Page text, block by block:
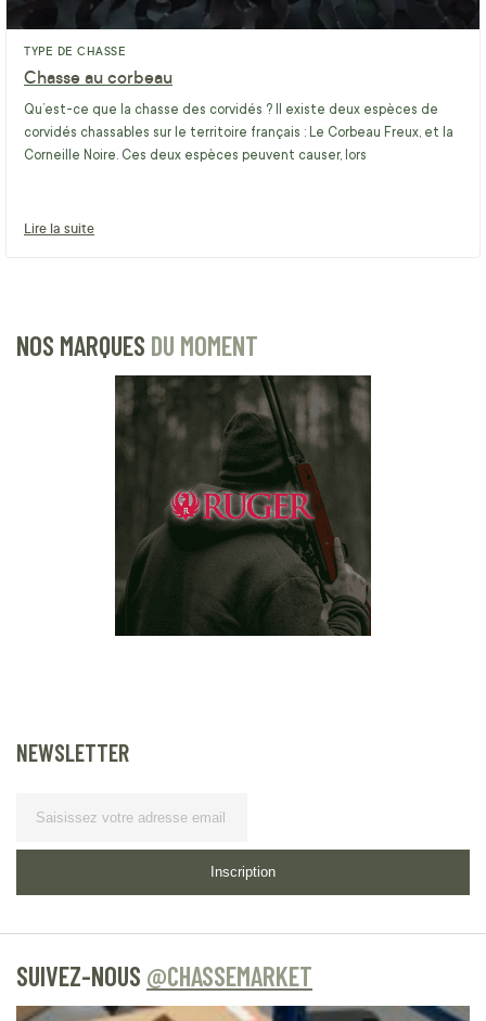
TYPE DE CHASSE
Chasse au corbeau
Qu’est-ce que la chasse des corvidés ? Il existe deux espèces de
corvidés chassables sur le territoire français : Le Corbeau Freux, et la
Corneille Noire. Ces deux espèces peuvent causer, lors
Lire la suite
NOS MARQUES DU MOMENT
NEWSLETTER
Inscription
SUIVEZ-NOUS @CHASSEMARKET